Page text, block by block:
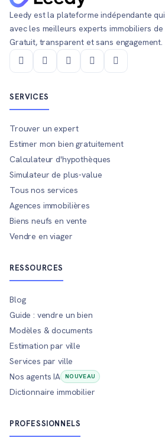
Leedy est la plateforme indépendante
avec les meilleurs experts immobiliers de
Gratuit, transparent et sans engagement.
SERVICES
Trouver un expert
Estimer mon bien gratuitement
Calculateur d'hypothèques
Simulateur de plus-value
Tous nos services
Agences immobilières
Biens neufs en vente
Vendre en viager
RESSOURCES
Blog
Guide : vendre un bien
Modèles & documents
Estimation par ville
Services par ville
Nos agents IA
NOUVEAU
Dictionnaire immobilier
PROFESSIONNELS